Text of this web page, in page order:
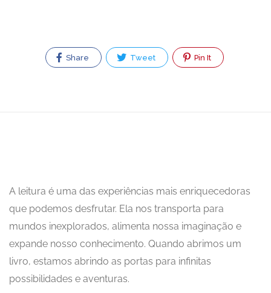
Share Tweet Pin It
A leitura é uma das experiências mais enriquecedoras
que podemos desfrutar. Ela nos transporta para
mundos inexplorados, alimenta nossa imaginação e
expande nosso conhecimento. Quando abrimos um
livro, estamos abrindo as portas para infinitas
possibilidades e aventuras.